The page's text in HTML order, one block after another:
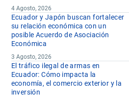
4 Agosto, 2026
Ecuador y Japón buscan fortalecer
su relación económica con un
posible Acuerdo de Asociación
Económica
3 Agosto, 2026
El tráfico ilegal de armas en
Ecuador: Cómo impacta la
economía, el comercio exterior y la
inversión